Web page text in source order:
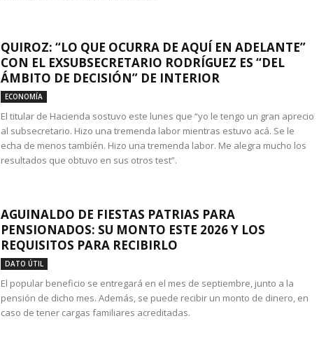
QUIROZ: “LO QUE OCURRA DE AQUÍ EN ADELANTE”
CON EL EXSUBSECRETARIO RODRÍGUEZ ES “DEL
ÁMBITO DE DECISIÓN” DE INTERIOR
ECONOMÍA
El titular de Hacienda sostuvo este lunes que “yo le tengo un gran aprecio
al subsecretario. Hizo una tremenda labor mientras estuvo acá. Se le
echa de menos también. Hizo una tremenda labor. Me alegra mucho los
resultados que obtuvo en sus otros test”.
AGUINALDO DE FIESTAS PATRIAS PARA
PENSIONADOS: SU MONTO ESTE 2026 Y LOS
REQUISITOS PARA RECIBIRLO
DATO ÚTIL
El popular beneficio se entregará en el mes de septiembre, junto a la
pensión de dicho mes. Además, se puede recibir un monto de dinero, en
caso de tener cargas familiares acreditadas.